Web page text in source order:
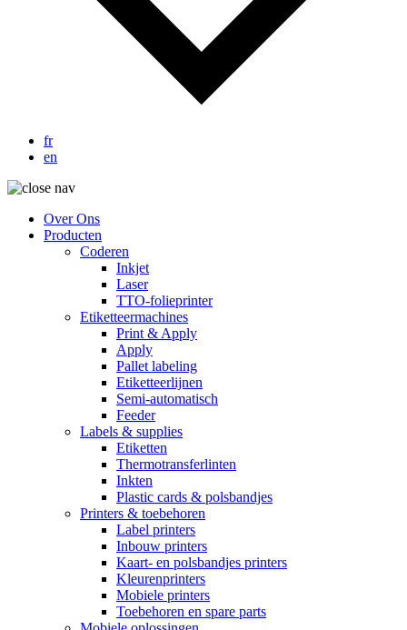
fr
en
Over Ons
Producten
Coderen
Inkjet
Laser
TTO-folieprinter
Etiketteermachines
Print & Apply
Apply
Pallet labeling
Etiketteerlijnen
Semi-automatisch
Feeder
Labels & supplies
Etiketten
Thermotransferlinten
Inkten
Plastic cards & polsbandjes
Printers & toebehoren
Label printers
Inbouw printers
Kaart- en polsbandjes printers
Kleurenprinters
Mobiele printers
Toebehoren en spare parts